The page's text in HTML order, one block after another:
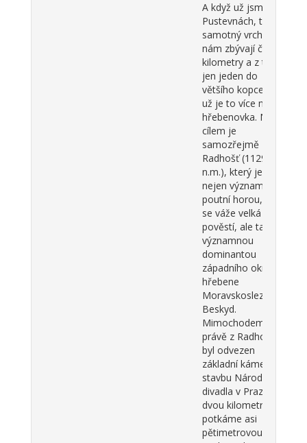
A když už jsme na
Pustevnách, tak na
samotný vrchol
nám zbývají čtyři
kilometry a z toho
jen jeden do
většího kopce, pak
už je to více méně
hřebenovka. Naším
cílem je
samozřejmě
Radhošť (1129 m
n.m.), který je
nejen významnou
poutní horou, k níž
se váže velká řada
pověstí, ale také
významnou
dominantou
západního okraje
hřebene
Moravskoslezských
Beskyd.
Mimochodem
právě z Radhoště
byl odvezen
základní kámen na
stavbu Národního
divadla v Praze. Po
dvou kilometrech
potkáme asi
pětimetrovou